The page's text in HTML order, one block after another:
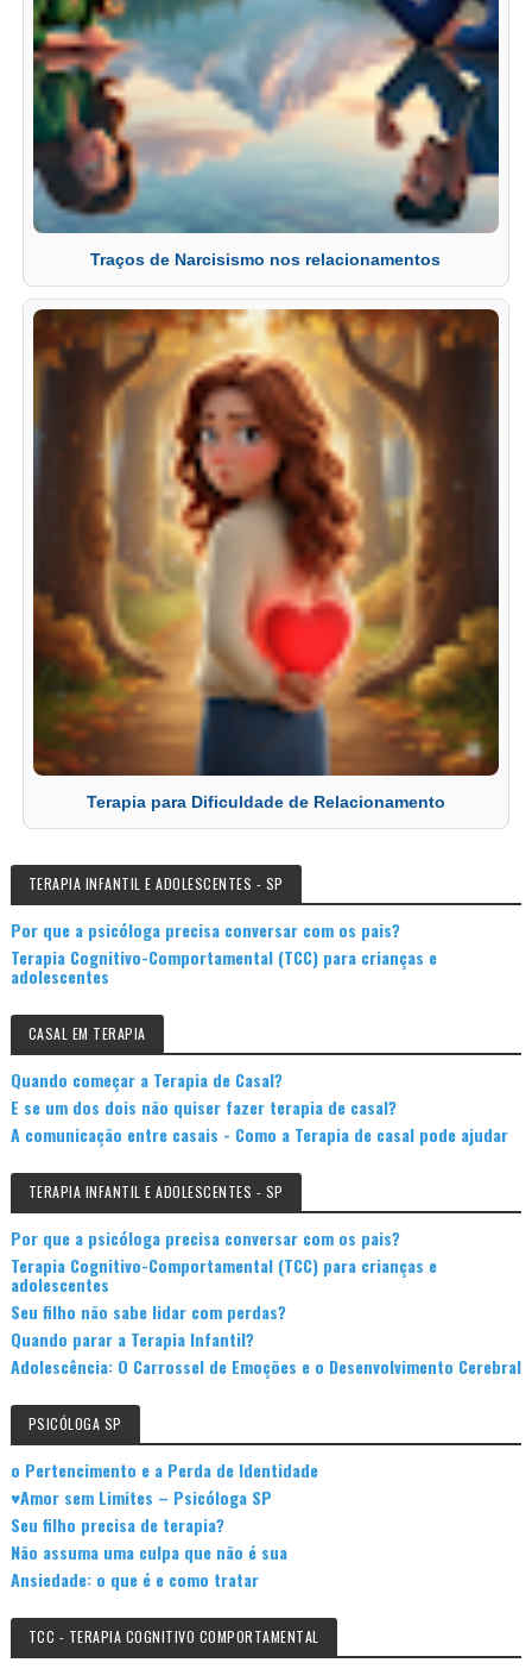
Traços de Narcisismo nos relacionamentos
Terapia para Dificuldade de Relacionamento
TERAPIA INFANTIL E ADOLESCENTES - SP
Por que a psicóloga precisa conversar com os pais?
Terapia Cognitivo-Comportamental (TCC) para crianças e
adolescentes
CASAL EM TERAPIA
Quando começar a Terapia de Casal?
E se um dos dois não quiser fazer terapia de casal?
A comunicação entre casais - Como a Terapia de casal pode ajudar
TERAPIA INFANTIL E ADOLESCENTES - SP
Por que a psicóloga precisa conversar com os pais?
Terapia Cognitivo-Comportamental (TCC) para crianças e
adolescentes
Seu filho não sabe lidar com perdas?
Quando parar a Terapia Infantil?
Adolescência: O Carrossel de Emoções e o Desenvolvimento Cerebral
PSICÓLOGA SP
o Pertencimento e a Perda de Identidade
♥Amor sem Limites – Psicóloga SP
Seu filho precisa de terapia?
Não assuma uma culpa que não é sua
Ansiedade: o que é e como tratar
TCC - TERAPIA COGNITIVO COMPORTAMENTAL